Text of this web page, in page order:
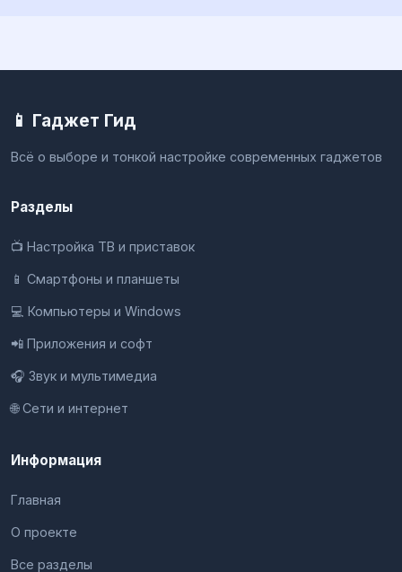
📱 Гаджет Гид
Всё о выборе и тонкой настройке современных гаджетов
Разделы
📺 Настройка ТВ и приставок
📱 Смартфоны и планшеты
💻 Компьютеры и Windows
📲 Приложения и софт
🎧 Звук и мультимедиа
🌐 Сети и интернет
Информация
Главная
О проекте
Все разделы